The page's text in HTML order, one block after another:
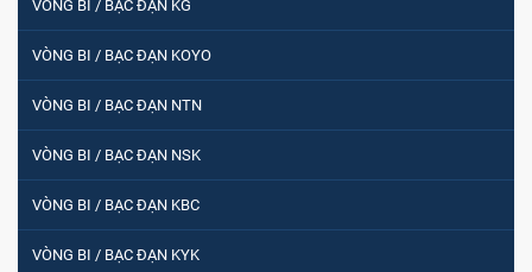
VÒNG BI / BẠC ĐẠN KG
VÒNG BI / BẠC ĐẠN KOYO
VÒNG BI / BẠC ĐẠN NTN
VÒNG BI / BẠC ĐẠN NSK
VÒNG BI / BẠC ĐẠN KBC
VÒNG BI / BẠC ĐẠN KYK